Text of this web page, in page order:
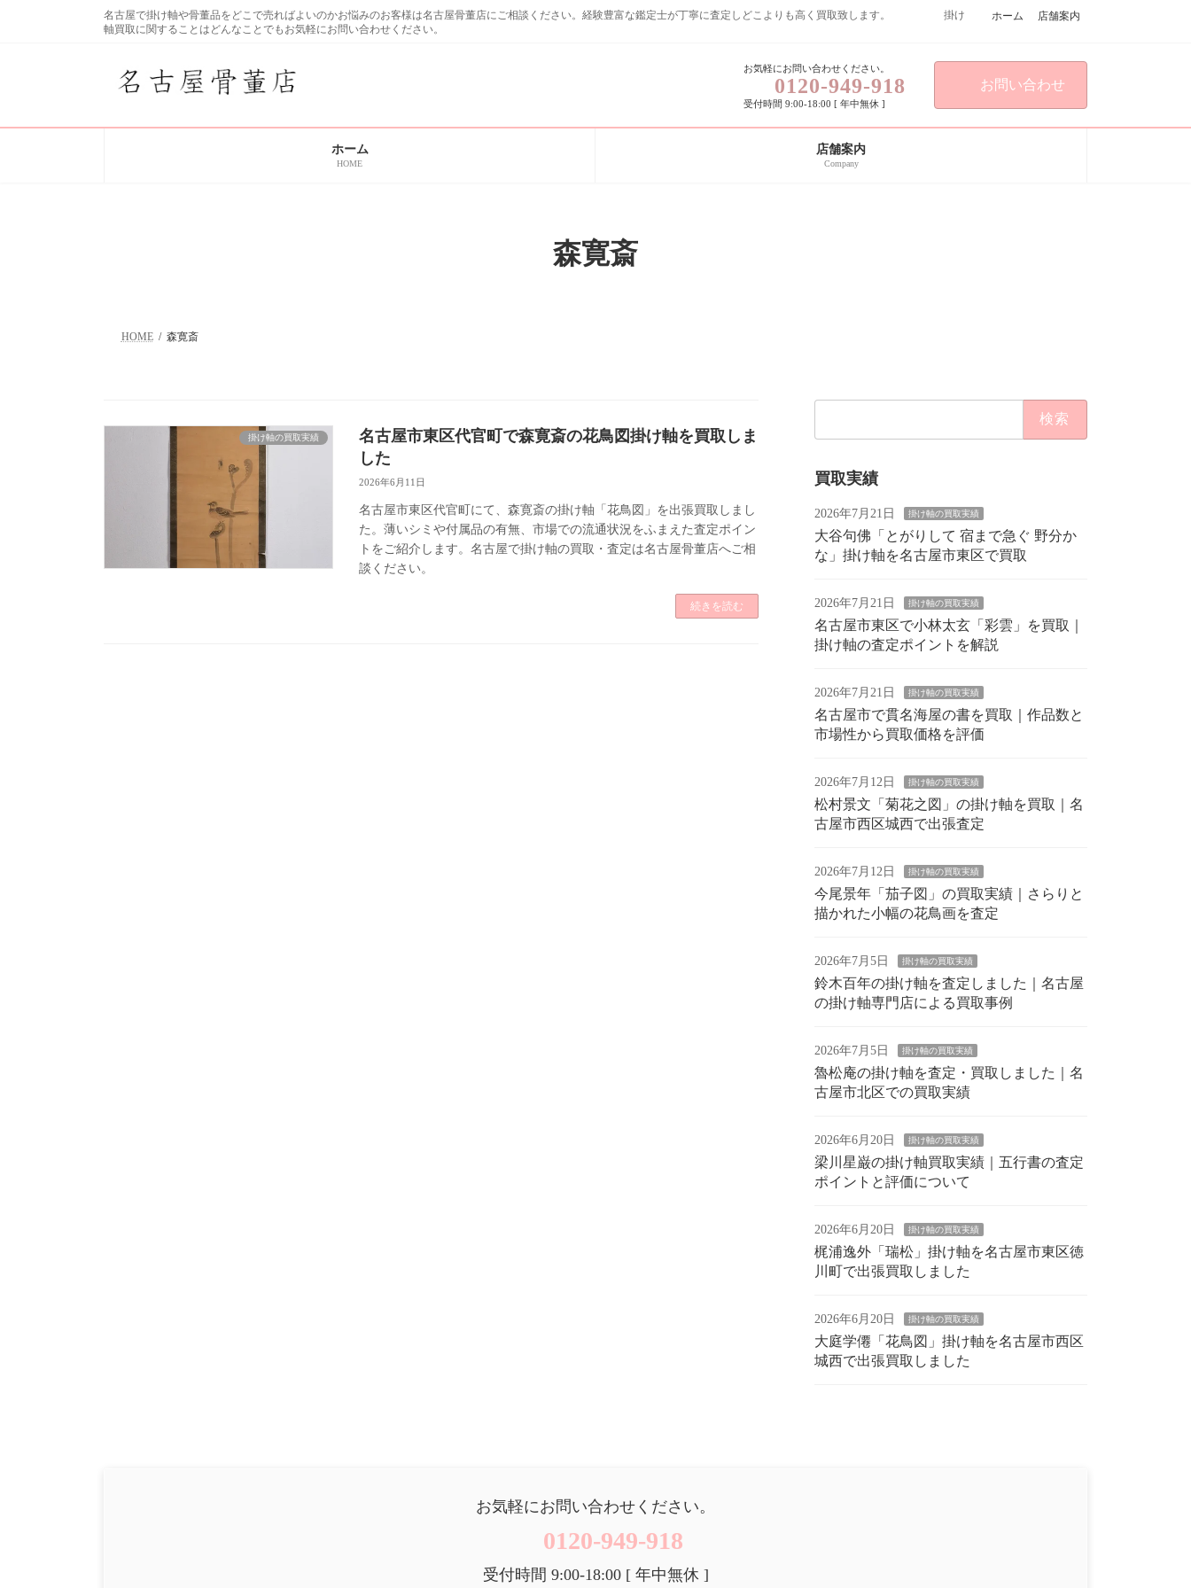
名古屋で掛け軸や骨董品をどこで売ればよいのかお悩みのお客様は名古屋骨董店にご相談ください。経験豊富な鑑定士が丁寧に査定しどこよりも高く買取致します。 掛け
軸買取に関することはどんなことでもお気軽にお問い合わせください。
ホーム 店舗案内
お気軽にお問い合わせください。
0120-949-918
受付時間 9:00-18:00 [ 年中無休 ]
お問い合わせ
ホーム
HOME
店舗案内
Company
森寛斎
HOME 森寛斎
掛け軸の買取実績
名古屋市東区代官町で森寛斎の花鳥図掛け軸を買取しま
した
2026年6月11日
名古屋市東区代官町にて、森寛斎の掛け軸「花鳥図」を出張買取しまし
た。薄いシミや付属品の有無、市場での流通状況をふまえた査定ポイン
トをご紹介します。名古屋で掛け軸の買取・査定は名古屋骨董店へご相
談ください。
続きを読む
買取実績
2026年7月21日 掛け軸の買取実績
大谷句佛「とがりして 宿まで急ぐ 野分か
な」掛け軸を名古屋市東区で買取
2026年7月21日 掛け軸の買取実績
名古屋市東区で小林太玄「彩雲」を買取｜
掛け軸の査定ポイントを解説
2026年7月21日 掛け軸の買取実績
名古屋市で貫名海屋の書を買取｜作品数と
市場性から買取価格を評価
2026年7月12日 掛け軸の買取実績
松村景文「菊花之図」の掛け軸を買取｜名
古屋市西区城西で出張査定
2026年7月12日 掛け軸の買取実績
今尾景年「茄子図」の買取実績｜さらりと
描かれた小幅の花鳥画を査定
2026年7月5日 掛け軸の買取実績
鈴木百年の掛け軸を査定しました｜名古屋
の掛け軸専門店による買取事例
2026年7月5日 掛け軸の買取実績
魯松庵の掛け軸を査定・買取しました｜名
古屋市北区での買取実績
2026年6月20日 掛け軸の買取実績
梁川星巌の掛け軸買取実績｜五行書の査定
ポイントと評価について
2026年6月20日 掛け軸の買取実績
梶浦逸外「瑞松」掛け軸を名古屋市東区徳
川町で出張買取しました
2026年6月20日 掛け軸の買取実績
大庭学僊「花鳥図」掛け軸を名古屋市西区
城西で出張買取しました
お気軽にお問い合わせください。
0120-949-918
受付時間 9:00-18:00 [ 年中無休 ]